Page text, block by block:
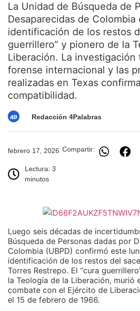
La Unidad de Búsqueda de
Desaparecidas de Colombia
identificación de los restos
guerrillero” y pionero de la
Liberación. La investigación
forense internacional y las
realizadas en Texas
compatibilidad.
Redacción 4Palabras
febrero 17, 2026
Lectura: 3
minutos
Compartir:
Luego seis décadas de
Búsqueda de Personas dadas por
Colombia (UBPD) confirmó este
identificación de los restos del
Torres Restrepo. El “cura
la Teología de la Liberación, murió
combate con el Ejército de
el 15 de febrero de 1966.